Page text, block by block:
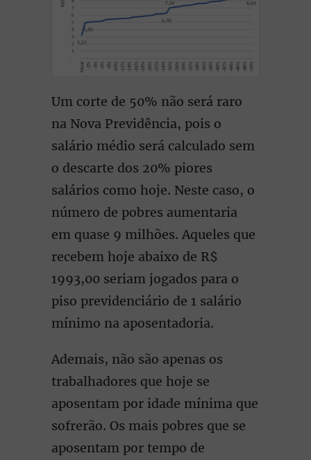
Um corte de 50% não será raro
na Nova Previdência, pois o
salário médio será calculado sem
o descarte dos 20% piores
salários como hoje. Neste caso, o
número de pobres aumentaria
em quase 9 milhões. Aqueles que
recebem hoje abaixo de R$
1993,00 seriam jogados para o
piso previdenciário de 1 salário
mínimo na aposentadoria.
Ademais, não são apenas os
trabalhadores que hoje se
aposentam por idade mínima que
sofrerão. Os mais pobres que se
aposentam por tempo de